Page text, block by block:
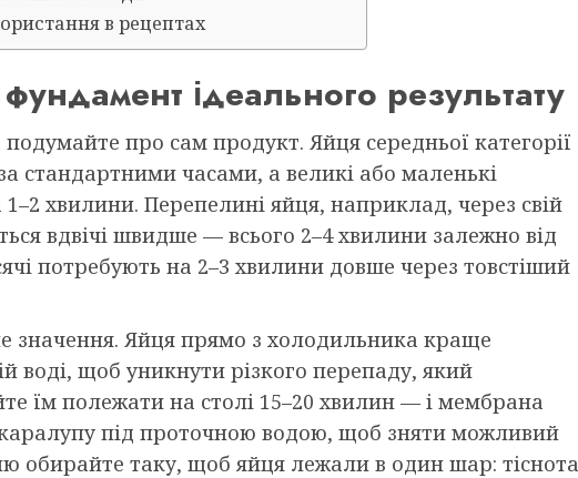
в рецептах
ідеального результату
про сам продукт. Яйця середньої категорії
стандартними часами, а великі або маленькі
хвилини. Перепелині яйця, наприклад, через свій
вдвічі швидше — всього 2–4 хвилини залежно від
потребують на 2–3 хвилини довше через товстіший
значення. Яйця прямо з холодильника краще
воді, щоб уникнути різкого перепаду, який
їм полежати на столі 15–20 хвилин — і мембрана
під проточною водою, щоб зняти можливий
обирайте таку, щоб яйця лежали в один шар: тіснота